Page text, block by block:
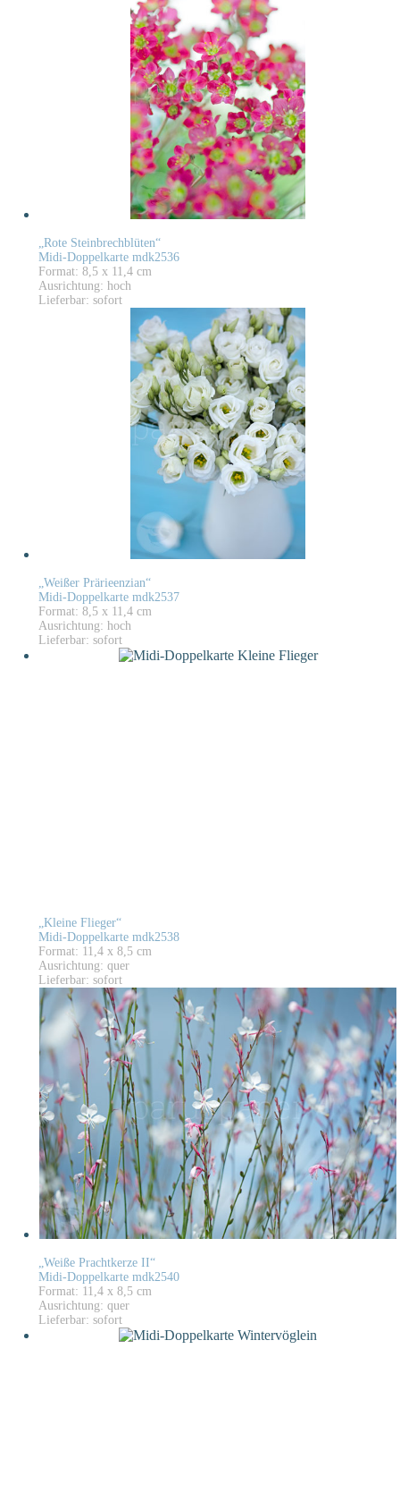
„Rote Steinbrechblüten“
Midi-Doppelkarte mdk2536
Format: 8,5 x 11,4 cm
Ausrichtung: hoch
Lieferbar: sofort
„Weißer Prärieenzian“
Midi-Doppelkarte mdk2537
Format: 8,5 x 11,4 cm
Ausrichtung: hoch
Lieferbar: sofort
„Kleine Flieger“
Midi-Doppelkarte mdk2538
Format: 11,4 x 8,5 cm
Ausrichtung: quer
Lieferbar: sofort
„Weiße Prachtkerze II“
Midi-Doppelkarte mdk2540
Format: 11,4 x 8,5 cm
Ausrichtung: quer
Lieferbar: sofort